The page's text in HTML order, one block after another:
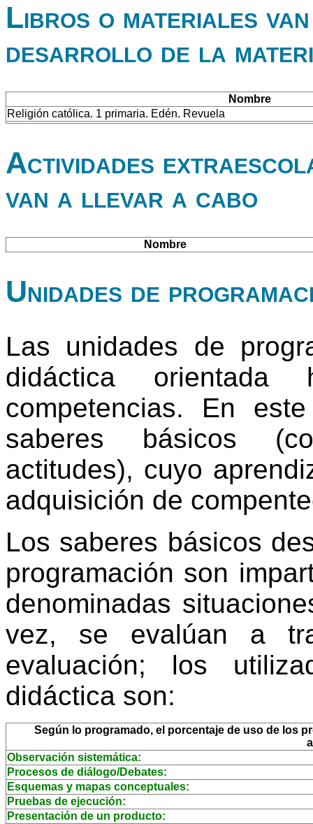
Libros o materiales
desarrollo de la
Nombre
Religión católica. 1 primaria. Edén. Revuela
Actividades
van a llevar a cabo
Nombre
Unidades de
Las unidades de
didáctica
competencias. En
saberes básicos
actitudes), cuyo
adquisición de
Los saberes básicos
programación son
denominadas
vez, se evalúan a
evaluación; los
didáctica son:
Según lo programado, el porcentaje de uso de los
Observación sistemática:
Procesos de diálogo/Debates:
Esquemas y mapas conceptuales:
Pruebas de ejecución:
Presentación de un producto: